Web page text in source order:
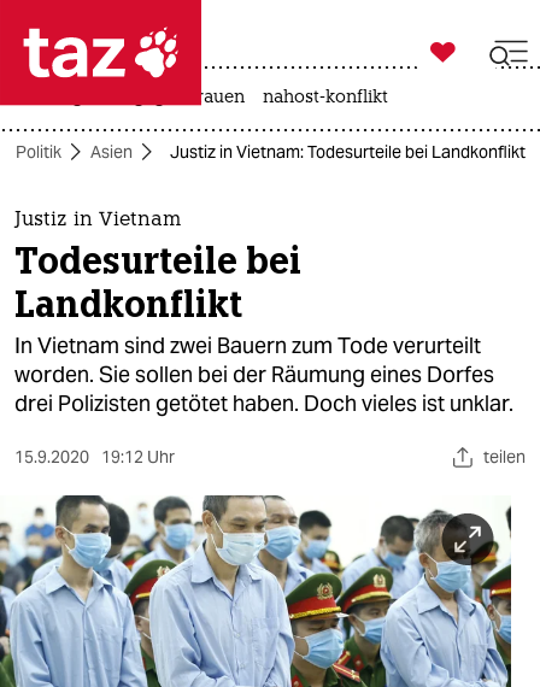
 taz zahl ich
taz zahl ich
themen
politik
öko
gesellschaft
sport
berlin
nord
wahrheit

taz zahl ich
gewalt gegen frauen nahost-konflikt
Politik Asien Justiz in Vietnam: Todesurteile bei Landkonflikt
Justiz in Vietnam
Todesurteile bei
Landkonflikt
In Vietnam sind zwei Bauern zum Tode verurteilt
worden. Sie sollen bei der Räumung eines Dorfes
drei Polizisten getötet haben. Doch vieles ist unklar.
15.9.2020 19:12 Uhr teilen